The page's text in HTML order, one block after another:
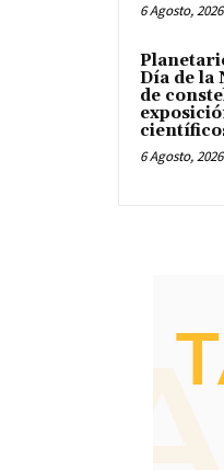
6 Agosto, 2026
Día de la
de
6 Agosto, 2026